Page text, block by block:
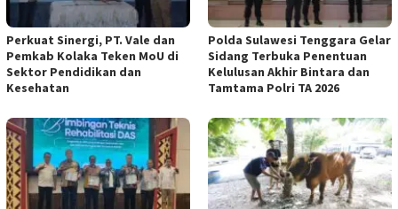
Perkuat Sinergi, PT. Vale dan
Pemkab Kolaka Teken MoU di
Sektor Pendidikan dan
Kesehatan
Polda Sulawesi Tenggara Gelar
Sidang Terbuka Penentuan
Kelulusan Akhir Bintara dan
Tamtama Polri TA 2026